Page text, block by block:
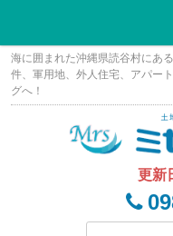
Skip
content
海に囲まれた沖縄県読谷村にあ
件、軍用地、外人住宅、アパー
グへ！
更新